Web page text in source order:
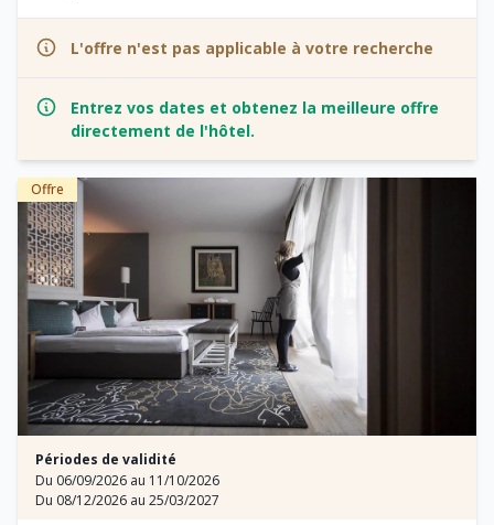
L'offre n'est pas applicable à votre recherche
Entrez vos dates et obtenez la meilleure offre
directement de l'hôtel.
Offre
Périodes de validité
Du 06/09/2026 au 11/10/2026
Du 08/12/2026 au 25/03/2027